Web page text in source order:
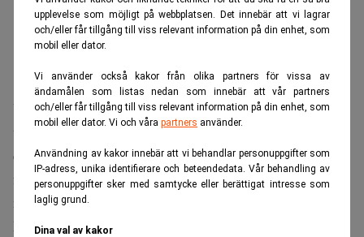
upplevelse som möjligt på webbplatsen. Det innebär att vi lagrar
och/eller får tillgång till viss relevant information på din enhet, som
mobil eller dator.
Vi använder också kakor från olika partners för vissa av
ändamålen som listas nedan som innebär att vår partners
och/eller får tillgång till viss relevant information på din enhet, som
mobil eller dator. Vi och våra partners använder.
Användning av kakor innebär att vi behandlar personuppgifter som
IP-adress, unika identifierare och beteendedata. Vår behandling av
personuppgifter sker med samtycke eller berättigat intresse som
laglig grund.
Dina val av kakor
Under 2010-talet flockades entreprenörer, investerare och
teknikbolag till Zug. Regionen blev känd som Europas
centrum för kryptovalutor och blockkedjeteknik, där
företag byggde nya tjänster kring en snabbt växande
marknad.
Men efter flera år av kraftiga svängningar har